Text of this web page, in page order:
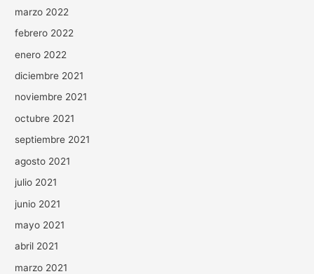
marzo 2022
febrero 2022
enero 2022
diciembre 2021
noviembre 2021
octubre 2021
septiembre 2021
agosto 2021
julio 2021
junio 2021
mayo 2021
abril 2021
marzo 2021